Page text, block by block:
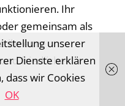
Ihr
gemeinsam als
ihr eure
friedlicher
unserer
Dienste erklären
dass wir Cookies
OK